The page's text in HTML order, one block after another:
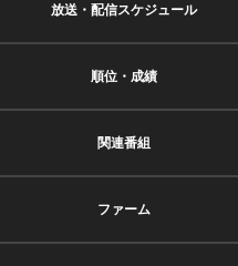
放送・配信スケジュール
順位・成績
関連番組
ファーム